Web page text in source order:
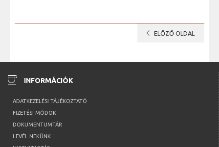
chevron_left ELŐZŐ OLDAL
coffee INFORMÁCIÓK
ADATKEZELÉSI TÁJÉKOZTATÓ
FIZETÉSI MÓDOK
DOKUMENTUMTÁR
LEVÉL NEKÜNK